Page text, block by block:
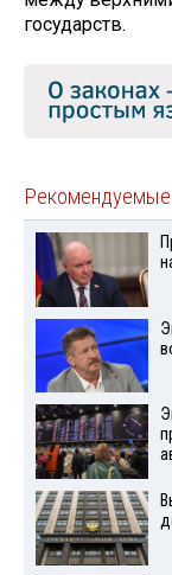
государств.
Рекомендуемые